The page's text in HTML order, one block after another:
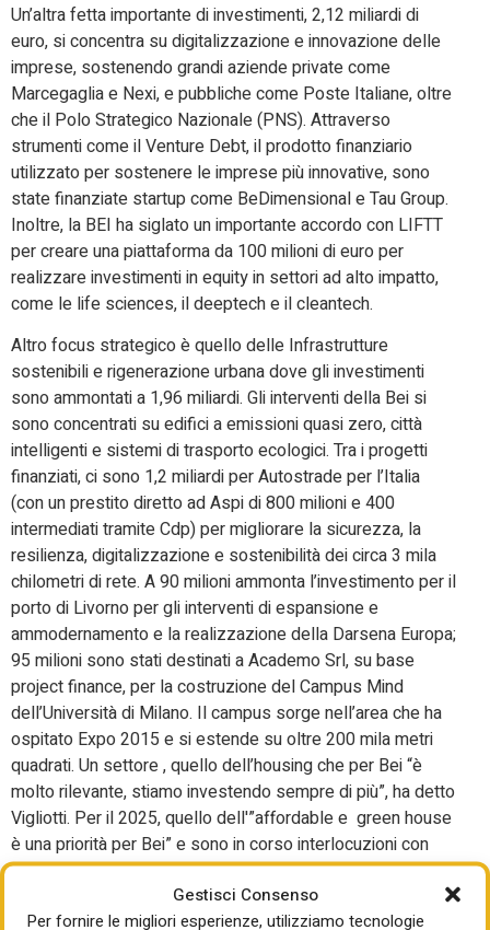
Gestisci Consenso
Per fornire le migliori esperienze, utilizziamo tecnologie
Un’altra fetta importante di investimenti, 2,12 miliardi di
euro, si concentra su digitalizzazione e innovazione delle
imprese, sostenendo grandi aziende private come
Marcegaglia e Nexi, e pubbliche come Poste Italiane, oltre
che il Polo Strategico Nazionale (PNS). Attraverso
strumenti come il Venture Debt, il prodotto finanziario
utilizzato per sostenere le imprese più innovative, sono
state finanziate startup come BeDimensional e Tau Group.
Inoltre, la BEI ha siglato un importante accordo con LIFTT
per creare una piattaforma da 100 milioni di euro per
realizzare investimenti in equity in settori ad alto impatto,
come le life sciences, il deeptech e il cleantech.
Altro focus strategico è quello delle Infrastrutture
sostenibili e rigenerazione urbana dove gli investimenti
sono ammontati a 1,96 miliardi. Gli interventi della Bei si
sono concentrati su edifici a emissioni quasi zero, città
intelligenti e sistemi di trasporto ecologici. Tra i progetti
finanziati, ci sono 1,2 miliardi per Autostrade per l’Italia
(con un prestito diretto ad Aspi di 800 milioni e 400
intermediati tramite Cdp) per migliorare la sicurezza, la
resilienza, digitalizzazione e sostenibilità dei circa 3 mila
chilometri di rete. A 90 milioni ammonta l’investimento per il
porto di Livorno per gli interventi di espansione e
ammodernamento e la realizzazione della Darsena Europa;
95 milioni sono stati destinati a Academo Srl, su base
project finance, per la costruzione del Campus Mind
dell’Università di Milano. Il campus sorge nell’area che ha
ospitato Expo 2015 e si estende su oltre 200 mila metri
quadrati. Un settore , quello dell’housing che per Bei “è
molto rilevante, stiamo investendo sempre di più”, ha detto
Vigliotti. Per il 2025, quello dell'”affordable e green house
è una priorità per Bei” e sono in corso interlocuzioni con
controparti pubbliche e anche fondi di investimento.
E, ancora, la Bei ha finanziato con 30 milioni i comuni di